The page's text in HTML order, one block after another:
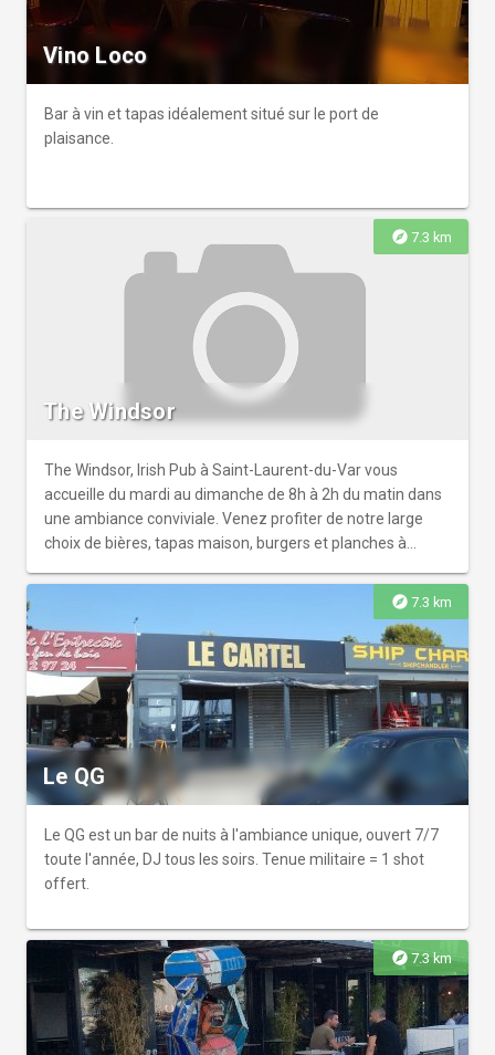
Vino Loco
Bar à vin et tapas idéalement situé sur le port de
plaisance.
explore 7.3 km
The Windsor
The Windsor, Irish Pub à Saint-Laurent-du-Var vous
accueille du mardi au dimanche de 8h à 2h du matin dans
une ambiance conviviale. Venez profiter de notre large
choix de bières, tapas maison, burgers et planches à
explore 7.3 km
Le QG
Le QG est un bar de nuits à l'ambiance unique, ouvert 7/7
toute l'année, DJ tous les soirs. Tenue militaire = 1 shot
offert.
explore 7.3 km